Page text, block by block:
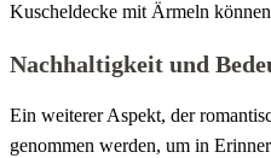
Kuscheldecke mit Ärmeln
Nachhaltigkeit und
Ein weiterer Aspekt, der
genommen werden, um in